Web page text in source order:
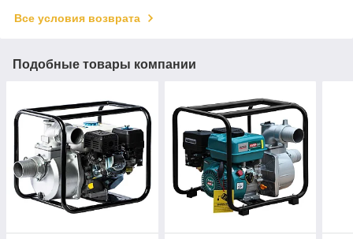
Все условия возврата
Подобные товары компании